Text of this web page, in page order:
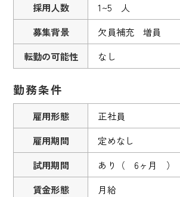
採用人数
1~5 人
募集背景
欠員補充 増員
転勤の可能性
なし
勤務条件
雇用形態
正社員
雇用期間
定めなし
試用期間
あり（ 6ヶ月 ）
賃金形態
月給